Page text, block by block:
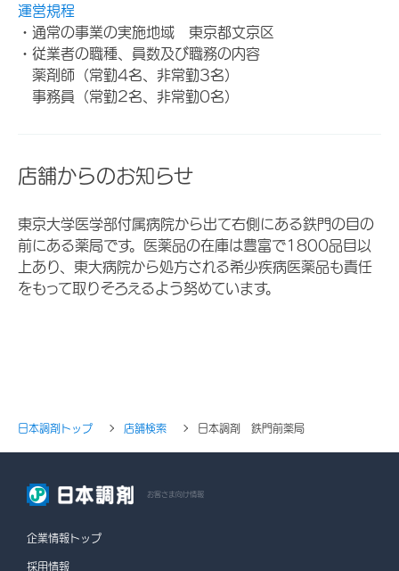
運営規程
・通常の事業の実施地域 東京都文京区
・従業者の職種、員数及び職務の内容
薬剤師（常勤4名、非常勤3名）
事務員（常勤2名、非常勤0名）
店舗からのお知らせ
東京大学医学部付属病院から出て右側にある鉄門の目の
前にある薬局です。医薬品の在庫は豊富で1800品目以
上あり、東大病院から処方される希少疾病医薬品も責任
をもって取りそろえるよう努めています。
日本調剤トップ 店舗検索 日本調剤 鉄門前薬局
お客さま向け情報
企業情報トップ
採用情報